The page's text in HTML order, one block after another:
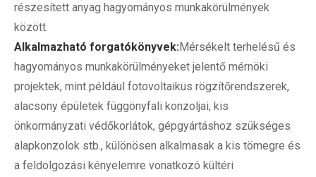
részesített anyag hagyományos munkakörülmények
között.
Alkalmazható forgatókönyvek:Mérsékelt terhelésű és
hagyományos munkakörülményeket jelentő mérnöki
projektek, mint például fotovoltaikus rögzítőrendszerek,
alacsony épületek függönyfali konzoljai, kis
önkormányzati védőkorlátok, gépgyártáshoz szükséges
alapkonzolok stb., különösen alkalmasak a kis tömegre és
a feldolgozási kényelemre vonatkozó kültéri